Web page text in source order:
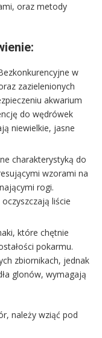
oraz metody
w
zazielenionych
akwarium
do wędrówek
niewielkie, jasne
charakterystyką do
wzorami na
rogi.
liście
które chętnie
pokarmu.
zbiornikach, jednak
glonów, wymagają
należy wziąć pod